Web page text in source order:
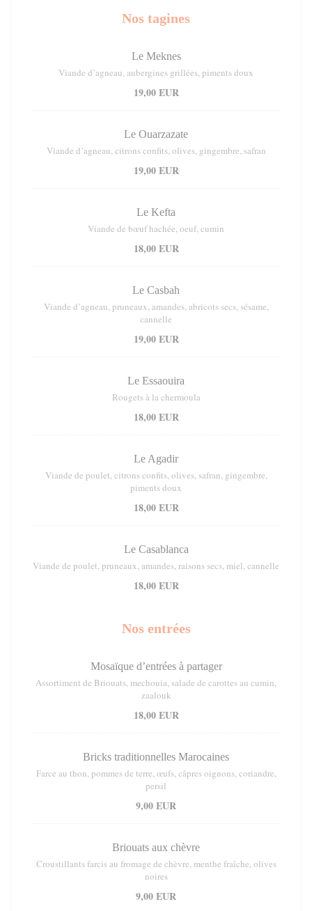
Nos tagines
Le Meknes
Viande d’agneau, aubergines grillées, piments doux
19,00 EUR
Le Ouarzazate
Viande d’agneau, citrons confits, olives, gingembre, safran
19,00 EUR
Le Kefta
Viande de bœuf hachée, oeuf, cumin
18,00 EUR
Le Casbah
Viande d’agneau, pruneaux, amandes, abricots secs, sésame,
cannelle
19,00 EUR
Le Essaouira
Rougets à la chermoula
18,00 EUR
Le Agadir
Viande de poulet, citrons confits, olives, safran, gingembre,
piments doux
18,00 EUR
Le Casablanca
Viande de poulet, pruneaux, amandes, raisons secs, miel, cannelle
18,00 EUR
Nos entrées
Mosaïque d’entrées à partager
Assortiment de Briouats, mechouia, salade de carottes au cumin,
zaalouk
18,00 EUR
Bricks traditionnelles Marocaines
Farce au thon, pommes de terre, œufs, câpres oignons, coriandre,
persil
9,00 EUR
Briouats aux chèvre
Croustillants farcis au fromage de chèvre, menthe fraîche, olives
noires
9,00 EUR